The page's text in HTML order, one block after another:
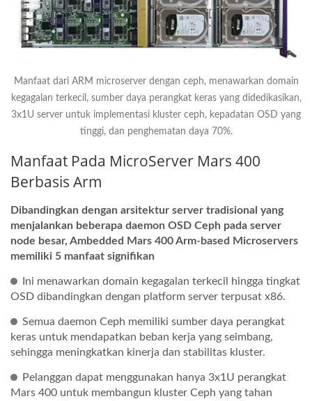
Manfaat dari ARM microserver dengan ceph, menawarkan domain
kegagalan terkecil, sumber daya perangkat keras yang didedikasikan,
3x1U server untuk implementasi kluster ceph, kepadatan OSD yang
tinggi, dan penghematan daya 70%.
Manfaat Pada MicroServer Mars 400
Berbasis Arm
Dibandingkan dengan arsitektur server tradisional yang
menjalankan beberapa daemon OSD Ceph pada server
node besar, Ambedded Mars 400 Arm-based Microservers
memiliki 5 manfaat signifikan
Ini menawarkan domain kegagalan terkecil hingga tingkat
OSD dibandingkan dengan platform server terpusat x86.
Semua daemon Ceph memiliki sumber daya perangkat
keras untuk mendapatkan beban kerja yang seimbang,
sehingga meningkatkan kinerja dan stabilitas kluster.
Pelanggan dapat menggunakan hanya 3x1U perangkat
Mars 400 untuk membangun kluster Ceph yang tahan